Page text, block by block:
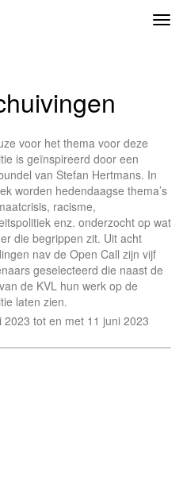
voor het thema voor deze
is geïnspireerd door een
van Stefan Hertmans. In
worden hedendaagse thema’s
racisme,
enz. onderzocht op wat
die begrippen zit. Uit acht
nav de Open Call zijn vijf
geselecteerd die naast de
de KVL hun werk op de
laten zien.
2023 tot en met 11 juni 2023